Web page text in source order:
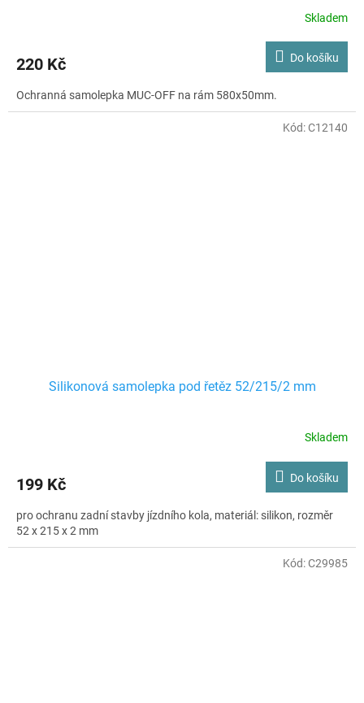
Skladem
220 Kč Do košíku
Ochranná samolepka MUC-OFF na rám 580x50mm.
Silikonová samolepka pod řetěz 52/215/2 mm
Skladem
199 Kč Do košíku
pro ochranu zadní stavby jízdního kola, materiál: silikon, rozměr
52 x 215 x 2 mm
Kód:C12140
Kód:C29985